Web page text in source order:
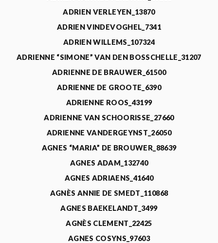
ADRIEN VERLEYEN_13870
ADRIEN VINDEVOGHEL_7341
ADRIEN WILLEMS_107324
ADRIENNE “SIMONE” VAN DEN BOSSCHELLE_31207
ADRIENNE DE BRAUWER_61500
ADRIENNE DE GROOTE_6390
ADRIENNE ROOS_43199
ADRIENNE VAN SCHOORISSE_27660
ADRIENNE VANDERGEYNST_26050
AGNES “MARIA” DE BROUWER_88639
AGNES ADAM_132740
AGNES ADRIAENS_41640
AGNÈS ANNIE DE SMEDT_110868
AGNES BAEKELANDT_3499
AGNÈS CLEMENT_22425
AGNES COSYNS_97603